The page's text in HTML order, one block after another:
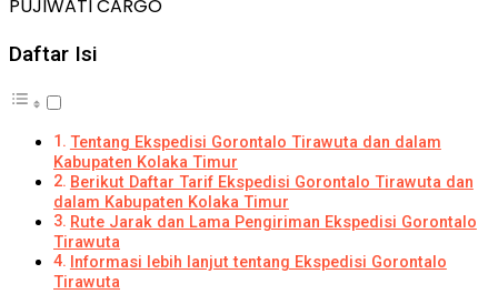
PUJIWATI CARGO
Daftar Isi
Tentang Ekspedisi Gorontalo Tirawuta dan dalam
Kabupaten Kolaka Timur
Berikut Daftar Tarif Ekspedisi Gorontalo Tirawuta dan
dalam Kabupaten Kolaka Timur
Rute Jarak dan Lama Pengiriman Ekspedisi Gorontalo
Tirawuta
Informasi lebih lanjut tentang Ekspedisi Gorontalo
Tirawuta